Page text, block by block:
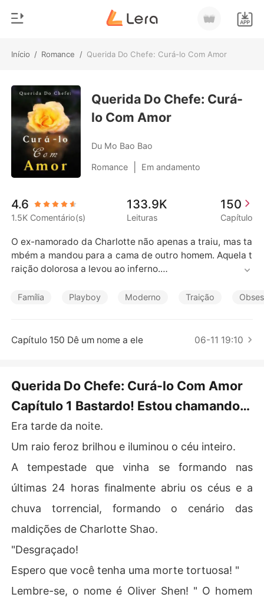
Início / Romance / Querida Do Chefe: Curá-lo Com Amor
Loja
Histórico
Sair
Baixar App
Gênero
Moderno
Lobisomem
Contos
Bilionários
Contos Curtos
Querida Do Chefe: Curá-
lo Com Amor
Du Mo Bao Bao
Romance Em andamento
4.6
1.5K Comentário(s)
133.9K
Leituras
150
Capítulo
O ex-namorado da Charlotte não apenas a traiu, mas ta
mbém a mandou para a cama de outro homem. Aquela t
raição dolorosa a levou ao inferno.
estinado mesmo antes de se conhecerem.
Ele só a levou como seu outro jogo de amor. No entanto,
Família Playboy Moderno Traição
Capítulo 150 Dê um nome a ele 06-11 19:10
Querida Do Chefe: Curá-lo Com Amor
Capítulo 1 Bastardo! Estou chamando a
polícia!
Era tarde da noite.
Um raio feroz brilhou e iluminou o céu inteiro.
A tempestade que vinha se formando nas
últimas 24 horas finalmente abriu os céus e a
chuva torrencial, formando o cenário das
maldições de Charlotte Shao.
"Desgraçado!
Espero que você tenha uma morte tortuosa! "
Lembre-se, o nome é Oliver Shen! " O homem